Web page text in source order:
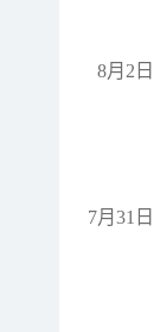
8月2日
7月31日